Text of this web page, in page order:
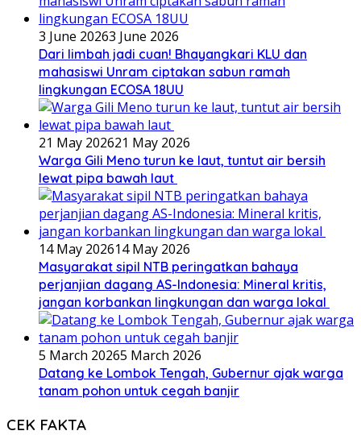
3 June 20263 June 2026
Dari limbah jadi cuan! Bhayangkari KLU dan
mahasiswi Unram ciptakan sabun ramah
lingkungan ECOSA 18UU
21 May 202621 May 2026
Warga Gili Meno turun ke laut, tuntut air bersih
lewat pipa bawah laut
14 May 202614 May 2026
Masyarakat sipil NTB peringatkan bahaya
perjanjian dagang AS-Indonesia: Mineral kritis,
jangan korbankan lingkungan dan warga lokal
5 March 20265 March 2026
Datang ke Lombok Tengah, Gubernur ajak warga
tanam pohon untuk cegah banjir
CEK FAKTA